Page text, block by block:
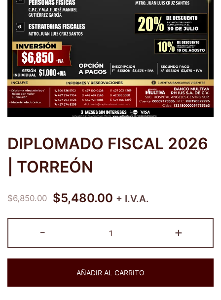
DIPLOMADO FISCAL 2026
| TORREÓN
$6,850.00 $5,480.00 + I.V.A.
-
FISCAL
2026
TORREÓN
cantidad
+
AÑADIR AL CARRITO